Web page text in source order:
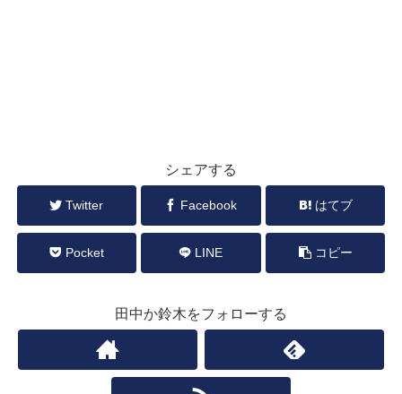
シェアする
Twitter Facebook はてブ
Pocket LINE コピー
田中か鈴木をフォローする